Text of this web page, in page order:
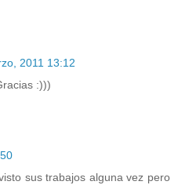
2011 13:12
:)))
sus trabajos alguna vez pero